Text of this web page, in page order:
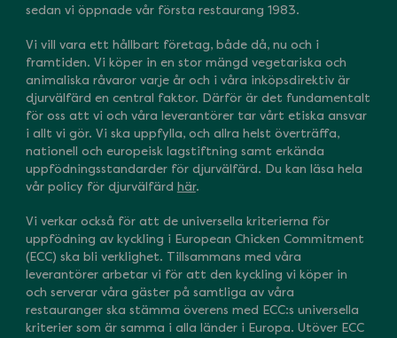
sedan vi öppnade vår första restaurang 1983.
Vi vill vara ett hållbart företag, både då, nu och i
framtiden. Vi köper in en stor mängd vegetariska och
animaliska råvaror varje år och i våra inköpsdirektiv är
djurvälfärd en central faktor. Därför är det fundamentalt
för oss att vi och våra leverantörer tar vårt etiska ansvar
i allt vi gör. Vi ska uppfylla, och allra helst överträffa,
nationell och europeisk lagstiftning samt erkända
uppfödningsstandarder för djurvälfärd. Du kan läsa hela
vår policy för djurvälfärd här.
Vi verkar också för att de universella kriterierna för
uppfödning av kyckling i European Chicken Commitment
(ECC) ska bli verklighet. Tillsammans med våra
leverantörer arbetar vi för att den kyckling vi köper in
och serverar våra gäster på samtliga av våra
restauranger ska stämma överens med ECC:s universella
kriterier som är samma i alla länder i Europa. Utöver ECC